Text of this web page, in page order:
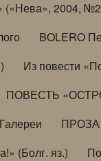
(«Нева», 2004,
BOLERO
Из повести
ПОВЕСТЬ
Галереи ПРОЗА
(Болг. яз.)